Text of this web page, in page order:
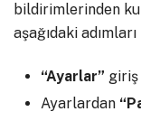
bildirimlerinden
aşağıdaki
“Ayarlar” giriş
Ayarlardan